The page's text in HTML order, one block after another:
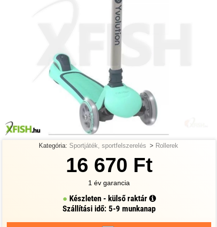
Kategória: Sportjáték, sportfelszerelés > Rollerek
16 670 Ft
1 év garancia
Készleten - külső raktár
Szállítási idő: 5-9 munkanap